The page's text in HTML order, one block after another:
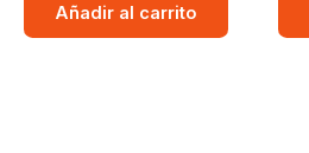
Añadir al carrito